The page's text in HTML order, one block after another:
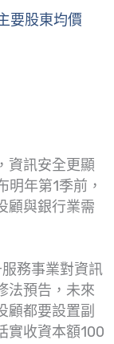
要股東均價
資訊安全更顯
年第1季前，
顧與銀行業需
務事業對資訊
法預告，未來
顧都要設置副
實收資本額100